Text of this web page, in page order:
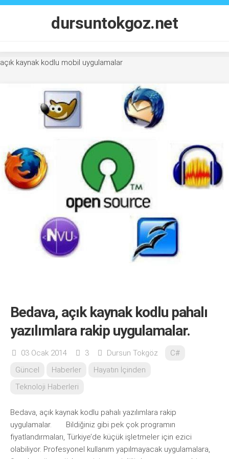
Skip
dursuntokgoz.net
açık kaynak kodlu mobil uygulamalar
Bedava, açık kaynak kodlu pahalı
yazılımlara rakip uygulamalar.
03 Ocak 2014 3 Dursun Tokgöz
C#
Güncel
Haberler
Hayatın İçinden
Teknoloji Haberleri
Bedava, açık kaynak kodlu pahalı yazılımlara rakip
uygulamalar. Bildiğiniz gibi pek çok programın
fiyatlandırmaları, Türkiye’de küçük işletmeler için ezici
olabiliyor. Profesyonel kullanım yapılmayacak uygulamalara,